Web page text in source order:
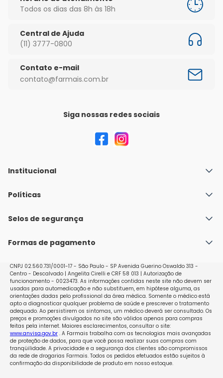
Todos os dias das 8h às 18h
Central de Ajuda
(11) 3777-0800
Contato e-mail
contato@farmais.com.br
Siga nossas redes sociais
Institucional
Quem Somos
Nossas lojas
Políticas
Política de Envio
Políticas de Trocas e Devoluções
Selos de segurança
Formas de pagamento
CNPJ 02.560.731/0001-17 - São Paulo - SP Avenida Guerino Oswaldo 313 -
Centro - Descalvado | Angelita Cirelli e CRF 58 013 | Autorização de
funcionamento - 0023473. As informações contidas neste site não devem ser
usadas para automedicação e não substituem, em hipótese alguma, as
orientações dadas pelo profissional da área médica. Somente o médico está
apto a diagnosticar qualquer problema de saúde e prescrever o tratamento
adequado. Ao persistirem os sintomas, um médico deverá ser consultado. Os
preços e promoções divulgados no site são válidos apenas para compras
feitas pela internet. Maiores esclarecimentos, consultar o site:
www.anvisa.gov.br. A Farmais trabalha com as tecnologias mais avançadas
de proteção de dados, para que você possa realizar suas compras com
tranqüilidade. A privacidade e a segurança dos clientes são compromissos
da rede de drogarias Farmais. Todos os pedidos efetuados estão sujeitos à
confirmação da disponibilidade de produto em nosso estoque.